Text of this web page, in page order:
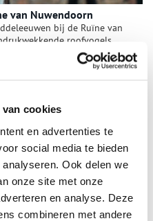
cookies
en advertenties te
social media te bieden
Ook delen we
onze site met onze
en analyse. Deze
combineren met andere
van Nuwendoorn
bij de Ruïne van
roofvogels
of bezoek de nieuwe
met longbowman Rob